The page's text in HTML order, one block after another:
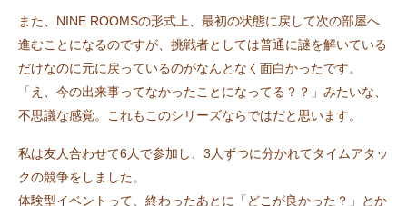
また、NINE ROOMSの形式上、最初の状態に戻して次の部屋へ
進むことになるのですが、挑戦者としては普通に謎を解いている
だけなのに元に戻っているのがなんとなく面白かったです。
「え、今の出来事ってなかったことになってる？？」みたいな、
不思議な感覚。これもこのシリーズならではだと思います。
私は友人合わせて6人で参加し、3人ずつに分かれてタイムアタッ
クの競争をしました。
体験型イベントって、終わったあとに「どこが良かった？」とか